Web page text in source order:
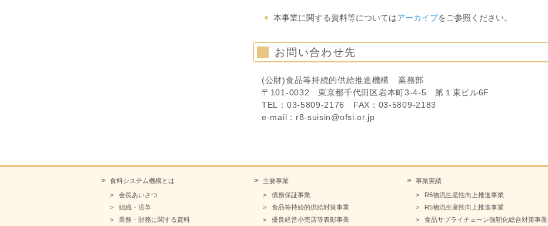
本事業に関する資料等についてはアーカイブをご参照ください。
お問い合わせ先
(公財)食品等持続的供給推進機構 業務部
〒101-0032 東京都千代田区岩本町3-4-5 第１東ビル6F
TEL：03-5809-2176 FAX：03-5809-2183
e-mail：r8-suisin@ofsi.or.jp
食料システム機構とは
会長あいさつ
組織・沿革
業務・財務に関する資料
主要事業
債務保証事業
食品等持続的供給対策事業
優良経営小売店等表彰事業
事業実績
R6物流生産性向上推進事業
R5物流生産性向上推進事業
食品サプライチェーン強靭化総合対策事業